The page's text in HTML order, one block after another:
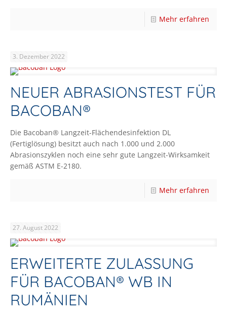
Mehr erfahren
3. Dezember 2022
NEUER ABRASIONSTEST FÜR
BACOBAN®
Die Bacoban® Langzeit-Flächendesinfektion DL
(Fertiglösung) besitzt auch nach 1.000 und 2.000
Abrasionszyklen noch eine sehr gute Langzeit-Wirksamkeit
gemäß ASTM E-2180.
Mehr erfahren
27. August 2022
ERWEITERTE ZULASSUNG
FÜR BACOBAN® WB IN
RUMÄNIEN